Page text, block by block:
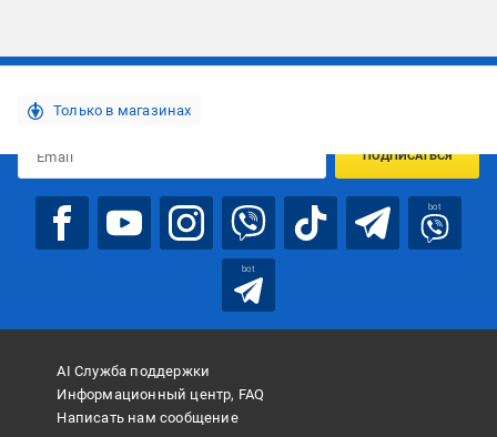
Только в магазинах
ПОДПИСАТЬСЯ
bot
bot
AI Служба поддержки
Информационный центр, FAQ
Написать нам сообщение